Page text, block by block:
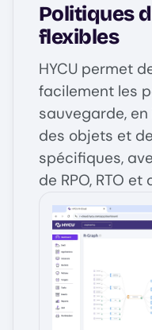
Politiques
flexibles
HYCU permet
facilement les
sauvegarde,
des objets et
spécifiques,
de RPO, RTO